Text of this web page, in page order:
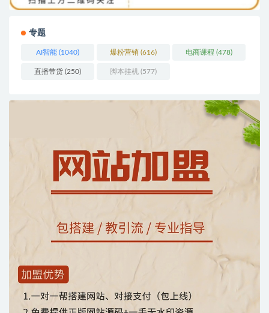
专题
AI智能 (1040) 爆粉营销 (616) 电商课程 (478)
直播带货 (250) 脚本挂机 (577)